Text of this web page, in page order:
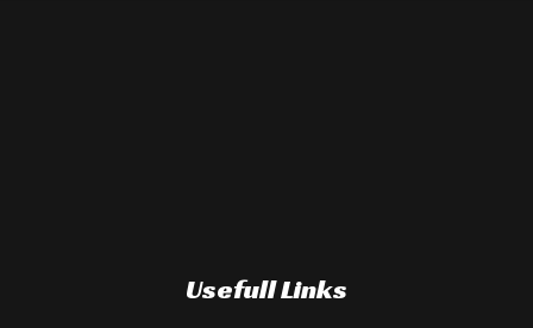
Usefull Links